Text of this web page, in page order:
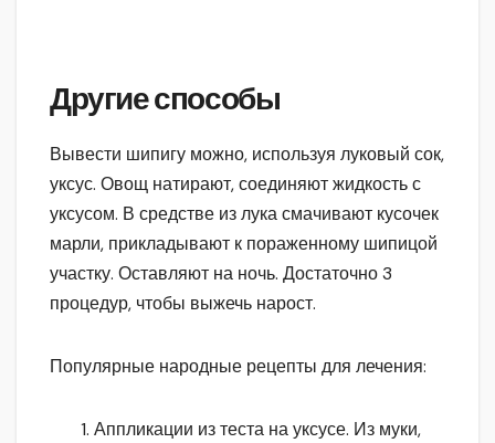
Другие способы
Вывести шипигу можно, используя луковый сок,
уксус. Овощ натирают, соединяют жидкость с
уксусом. В средстве из лука смачивают кусочек
марли, прикладывают к пораженному шипицой
участку. Оставляют на ночь. Достаточно 3
процедур, чтобы выжечь нарост.
Популярные народные рецепты для лечения:
Аппликации из теста на уксусе. Из муки,